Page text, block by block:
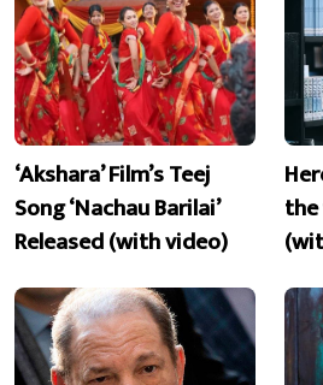
‘Akshara’ Film’s Teej
Song ‘Nachau Barilai’
Released (with video)
the